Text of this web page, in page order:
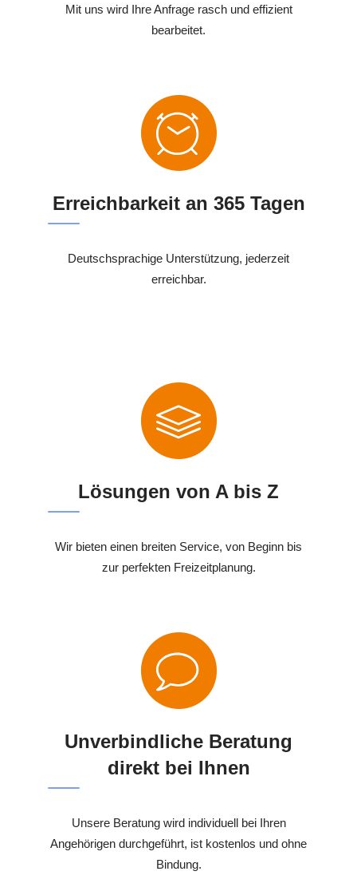
Mit uns wird Ihre Anfrage rasch und effizient
bearbeitet.
Erreichbarkeit an 365 Tagen
Deutschsprachige Unterstützung, jederzeit
erreichbar.
Lösungen von A bis Z
Wir bieten einen breiten Service, von Beginn bis
zur perfekten Freizeitplanung.
Unverbindliche Beratung
direkt bei Ihnen
Unsere Beratung wird individuell bei Ihren
Angehörigen durchgeführt, ist kostenlos und ohne
Bindung.